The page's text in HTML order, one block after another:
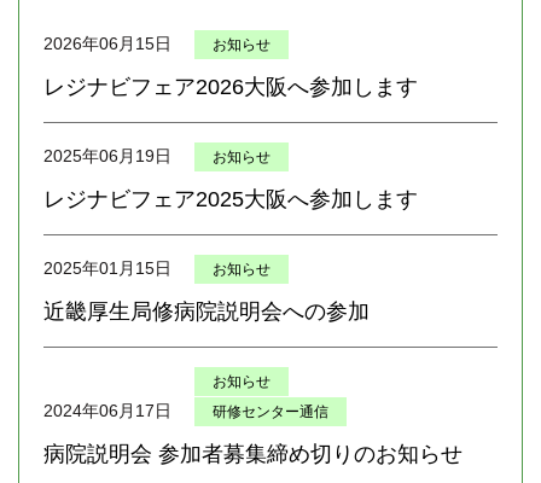
2026年06月15日 お知らせ
レジナビフェア2026大阪へ参加します
2025年06月19日 お知らせ
レジナビフェア2025大阪へ参加します
2025年01月15日 お知らせ
近畿厚生局修病院説明会への参加
2024年06月17日
お知らせ
研修センター通信
病院説明会 参加者募集締め切りのお知らせ